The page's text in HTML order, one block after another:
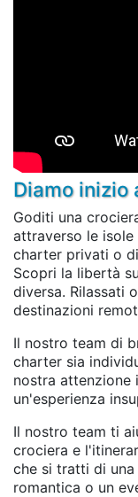
Diamo inizio
Goditi una
attraverso le
charter privati o
Scopri la libertà
diversa. Rilassati
destinazioni
Il nostro team di
charter sia
nostra attenzione
un'esperienza
Il nostro team ti
crociera e
che si tratti di una
romantica o un